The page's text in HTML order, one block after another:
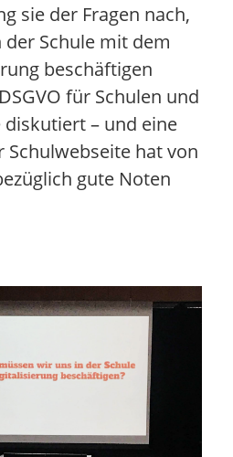
sie der Fragen nach,
Schule mit dem
beschäftigen
für Schulen und
– und eine
Schulwebseite hat von
gute Noten